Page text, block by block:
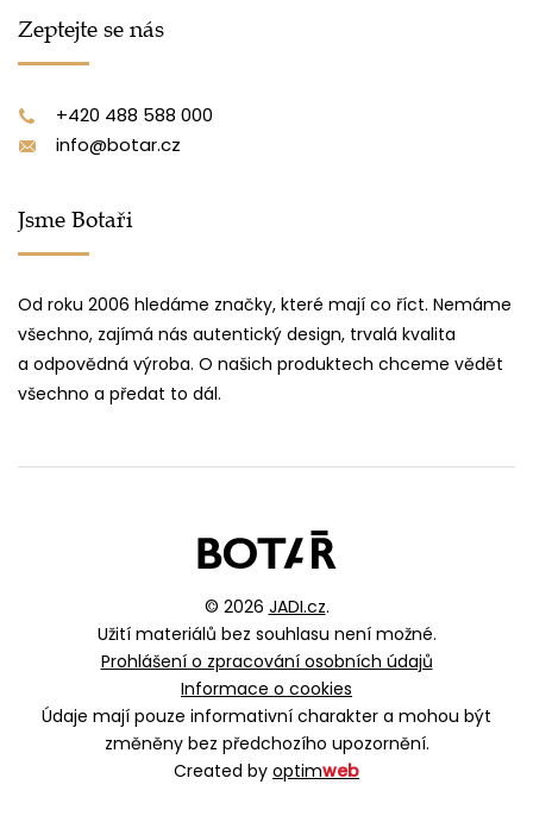
Zeptejte se nás
+420 488 588 000
info@botar.cz
Jsme Botaři
Od roku 2006 hledáme značky, které mají co říct. Nemáme
všechno, zajímá nás autentický design, trvalá kvalita
a odpovědná výroba. O našich produktech chceme vědět
všechno a předat to dál.
© 2026 JADI.cz.
Užití materiálů bez souhlasu není možné.
Prohlášení o zpracování osobních údajů
Informace o cookies
Údaje mají pouze informativní charakter a mohou být
změněny bez předchozího upozornění.
Created by optimweb